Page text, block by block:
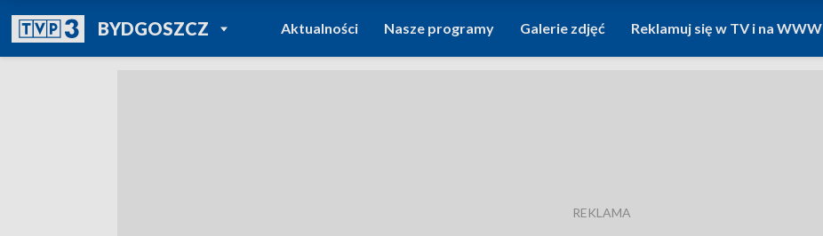
BYDGOSZCZPOWRÓT DO
TVP REGIONY
Aktualności Nasze programy Galerie zdjęć Reklamuj się w TV i na WWW